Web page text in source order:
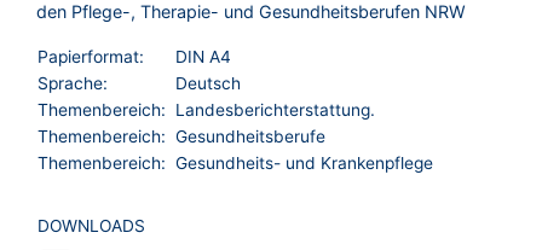
den Pflege-, Therapie- und Gesundheitsberufen NRW
Papierformat:
DIN A4
Sprache:
Deutsch
Themenbereich:
Landesberichterstattung.
Themenbereich: Gesundheitsberufe
Themenbereich: Gesundheits- und Krankenpflege
DOWNLOADS